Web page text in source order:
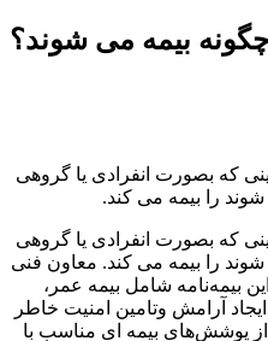
بیمه می شوند؟
که بصورت انفرادی یا گروهی
را بیمه می کند.
که بصورت انفرادی یا گروهی
را بیمه می کند. معاون فنی
بیمه‌نامه شامل بیمه عمر،
آرامش وتامین امنیت خاطر
از پوشش‌های بیمه ای مناسب با